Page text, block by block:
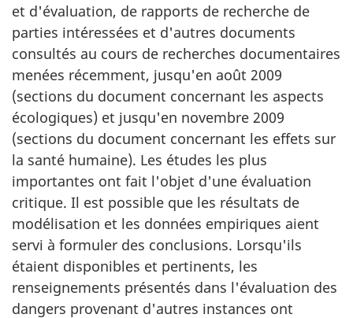
et d'évaluation, de rapports de recherche de
parties intéressées et d'autres documents
consultés au cours de recherches documentaires
menées récemment, jusqu'en août 2009
(sections du document concernant les aspects
écologiques) et jusqu'en novembre 2009
(sections du document concernant les effets sur
la santé humaine). Les études les plus
importantes ont fait l'objet d'une évaluation
critique. Il est possible que les résultats de
modélisation et les données empiriques aient
servi à formuler des conclusions. Lorsqu'ils
étaient disponibles et pertinents, les
renseignements présentés dans l'évaluation des
dangers provenant d'autres instances ont